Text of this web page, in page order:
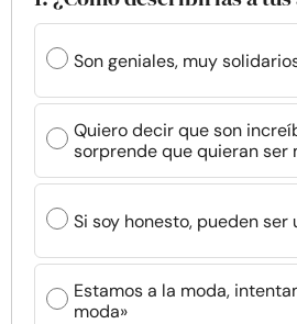
Ayuda
Cursos
Recursos
Comunidad
Encuentra un terapeuta
Son geniales, muy
Quiero decir que son
sorprende que quieran ser
Si soy honesto, pueden ser
Estamos a la moda,
moda»